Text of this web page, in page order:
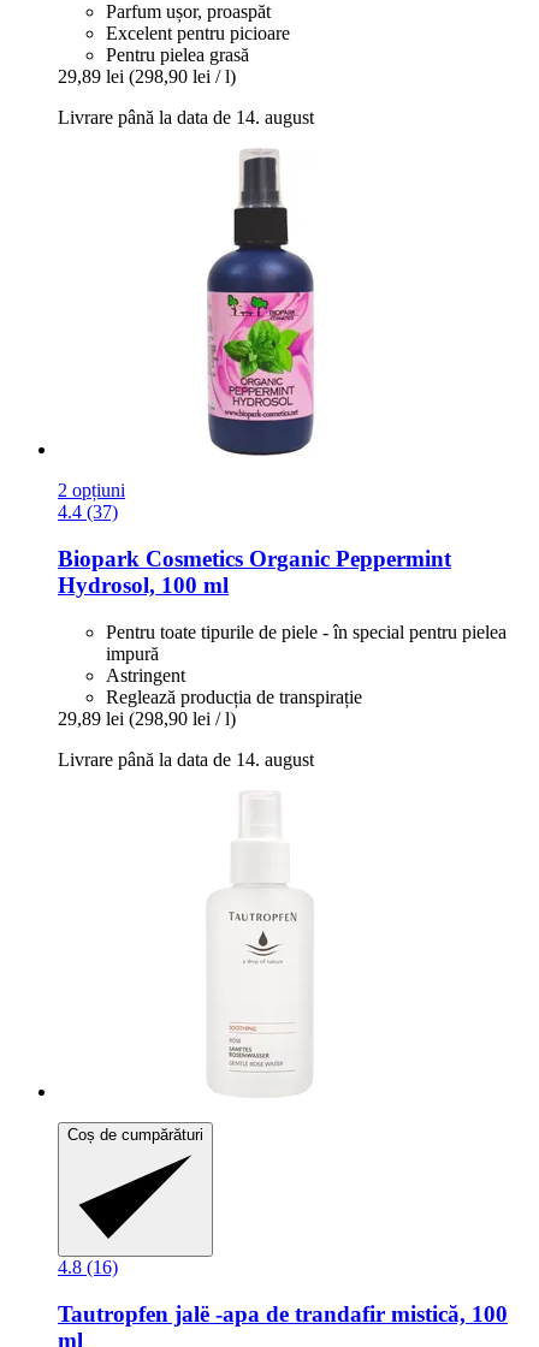
Parfum ușor, proaspăt
Excelent pentru picioare
Pentru pielea grasă
29,89 lei (298,90 lei / l)
Livrare până la data de 14. august
2 opțiuni
4.4 (37)
Biopark Cosmetics Organic Peppermint
Hydrosol, 100 ml
Pentru toate tipurile de piele - în special pentru pielea
impură
Astringent
Reglează producția de transpirație
29,89 lei (298,90 lei / l)
Livrare până la data de 14. august
Coș de cumpărături
4.8 (16)
Tautropfen jalë -​apa de trandafir mistică, 100
ml